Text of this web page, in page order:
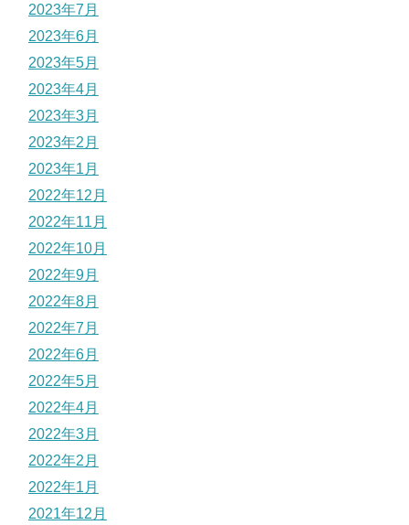
2023年7月
2023年6月
2023年5月
2023年4月
2023年3月
2023年2月
2023年1月
2022年12月
2022年11月
2022年10月
2022年9月
2022年8月
2022年7月
2022年6月
2022年5月
2022年4月
2022年3月
2022年2月
2022年1月
2021年12月